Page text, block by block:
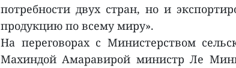
потребности двух стран, но и
продукцию по всему миру».
На переговорах с Министерством
Махиндой Амаравирой министр Ле